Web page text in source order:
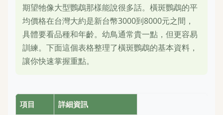
期望牠像大型鸚鵡那樣能說很多話。橫斑鸚鵡的平
均價格在台灣大約是新台幣3000到8000元之間，
具體要看品種和年齡。幼鳥通常貴一點，但更容易
訓練。下面這個表格整理了橫斑鸚鵡的基本資料，
讓你快速掌握重點。
項目 詳細資訊